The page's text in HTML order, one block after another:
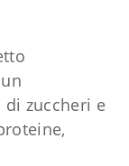
zuccheri e